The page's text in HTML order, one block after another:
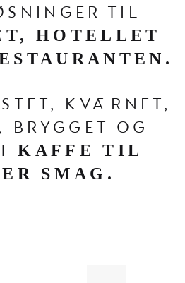
TIL
HOTELLET
KVÆRNET,
BRYGGET OG
KAFFE TIL
SMAG.